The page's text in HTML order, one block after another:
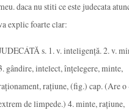
daca nu stiti ce este judecata
explic foarte clar:
s. 1. v. inteligență. 2. v.
gândire, intelect, înțelegere, minte,
rațiune, (fig.) cap. (Are o
de limpede.) 4. minte, rațiune,